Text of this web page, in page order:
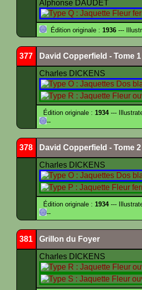
Alphonse DAUDET
Édition originale : 1936 ---
377 David Copperfield - Tome 1
Charles DICKENS
Édition originale :1934---
--
378 David Copperfield - Tome 2
Charles DICKENS
Édition originale :1934---
--
381 Grillon du Foyer
Charles DICKENS